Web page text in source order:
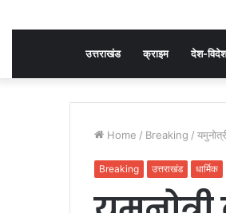
उत्तराखंड क्राइम देश-विदेश
Home / Breaking /
Breaking उत्तराखंड धार्मिक